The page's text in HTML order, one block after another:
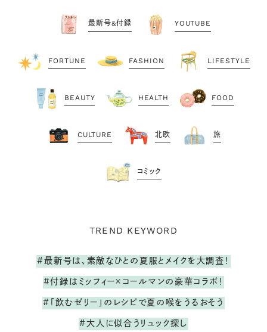
最新号&付録 YOUTUBE
FORTUNE FASHION LIFESTYLE
BEAUTY HEALTH FOOD
CULTURE 北欧 旅
コミック
TREND KEYWORD
#最新号は、素敵なひとの夏服とメイクを大調査！
#付録はミッフィー×コールマンの豪華コラボ！
#「飲むゼリー」のレシピで夏の喉をうるおそう
#大人に似合うリュック探し